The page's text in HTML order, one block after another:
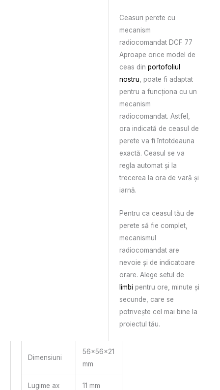
Ceasuri perete cu
mecanism
radiocomandat DCF 77
Aproape orice model de
ceas din portofoliul
nostru , poate fi adaptat
pentru a funcționa cu un
mecanism
radiocomandat. Astfel,
ora indicată de ceasul de
perete va fi întotdeauna
exactă. Ceasul se va
regla automat și la
trecerea la ora de vară și
iarnă.
Pentru ca ceasul tău de
perete să fie complet,
mecanismul
radiocomandat are
nevoie și de indicatoare
orare. Alege setul de
limbi pentru ore, minute și
secunde, care se
potrivește cel mai bine la
proiectul tău.
Dimensiuni
56x56x21
mm
Lugime ax 11 mm